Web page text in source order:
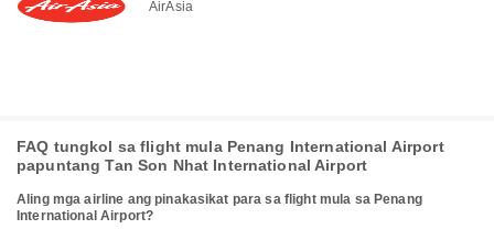
AirAsia
FAQ tungkol sa flight mula Penang International Airport
papuntang Tan Son Nhat International Airport
Aling mga airline ang pinakasikat para sa flight mula sa Penang
International Airport?